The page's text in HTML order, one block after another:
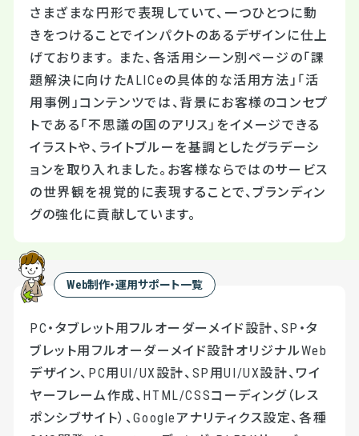
さまざまな円形で表現していて、一つひとつに動
きをつけることでインパクトのあるデザインに仕上
げております。 また、各活用シーン別ページの「課
題解決に向けたALICeの具体的な活用方法」「活
用事例」コンテンツでは、背景にお客様のコンセプ
トである「不思議の国のアリス」をイメージできる
イラストや、ライトブルーを基調としたグラデーシ
ョンを取り入れました。お客様ならではのサービス
の世界観を視覚的に表現することで、ブランディン
グの強化に貢献しています。
Web制作・運用サポート一覧
PC・タブレット用フルオーダーメイド設計、SP・タ
ブレット用フルオーダーメイド設計オリジナルWeb
デザイン、PC用UI/UX設計、SP用UI/UX設計、ワイ
ヤーフレーム作成、HTML/CSSコーディング（レス
ポンシブサイト）、Googleアナリティクス設定、各種